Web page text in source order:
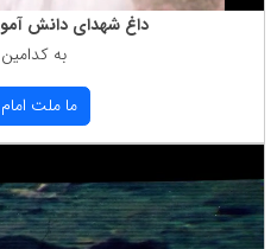
داغ شهدای دانش
به
ما ملت